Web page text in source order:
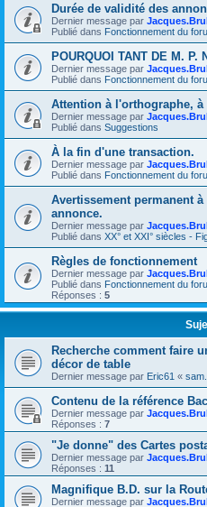
Durée de validité des
Dernier message par
Publié dans Fonctionnement du
POURQUOI TANT DE M.
Dernier message par
Publié dans Fonctionnement du
Attention à l'orthographe,
Dernier message par
Publié dans Suggestions
À la fin d'une transaction.
Dernier message par
Publié dans Fonctionnement du
Avertissement permanent
annonce.
Dernier message par
Publié dans XX° et XXI° siècles -
Règles de fonctionnement
Dernier message par
Publié dans Fonctionnement du
Réponses : 5
Recherche comment faire
décor de table
Dernier message par Eric61 «
Contenu de la référence
Dernier message par
Réponses : 7
"Je donne" des Cartes
Dernier message par
Réponses : 11
Magnifique B.D. sur la
Dernier message par